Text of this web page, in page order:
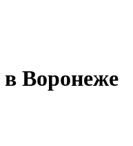
Воронеже